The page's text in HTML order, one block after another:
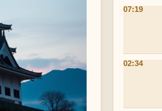
07:19
02:34